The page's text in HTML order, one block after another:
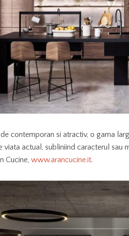
contemporan si atractiv, o gama
viata actual, subliniind caracterul sau
Cucine, www.arancucine.it.